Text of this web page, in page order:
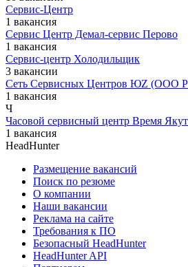
Сервис-Центр
1 вакансия
Сервис Центр Демал-сервис Перово
1 вакансия
Сервис-центр Холодильщик
3 вакансии
Сеть Сервисных Центров ЮZ (ООО
1 вакансия
Ч
Часовой сервисный центр Время
1 вакансия
HeadHunter
Размещение вакансий
Поиск по резюме
О компании
Наши вакансии
Реклама на сайте
Требования к ПО
Безопасный HeadHunter
HeadHunter API